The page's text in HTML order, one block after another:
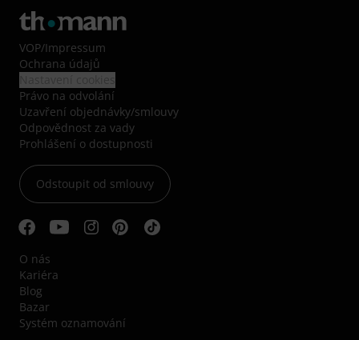
VOP/Impressum
Ochrana údajů
Právo na odvolání
Uzavření objednávky/smlouvy
Odpovědnost za vady
Prohlášení o dostupnosti
Odstoupit od smlouvy
O nás
Kariéra
Blog
Bazar
Systém oznamování